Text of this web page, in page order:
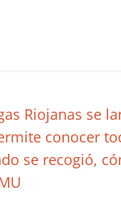
Riojanas se
conocer
se recogió,